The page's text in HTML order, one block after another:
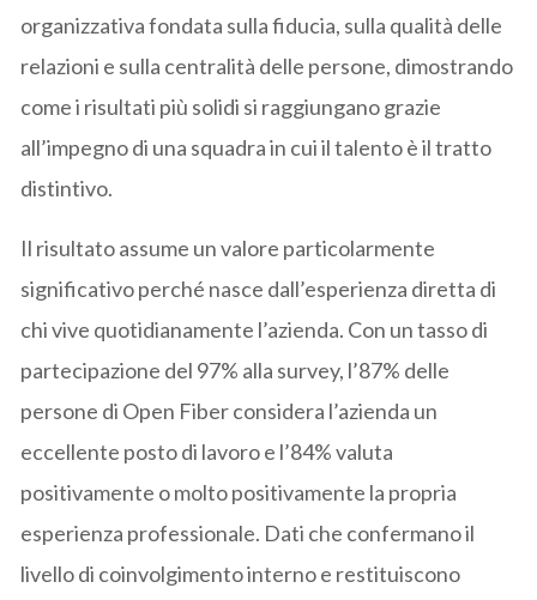
organizzativa fondata sulla fiducia, sulla qualità delle
relazioni e sulla centralità delle persone, dimostrando
come i risultati più solidi si raggiungano grazie
all’impegno di una squadra in cui il talento è il tratto
distintivo.
Il risultato assume un valore particolarmente
significativo perché nasce dall’esperienza diretta di
chi vive quotidianamente l’azienda. Con un tasso di
partecipazione del 97% alla survey, l’87% delle
persone di Open Fiber considera l’azienda un
eccellente posto di lavoro e l’84% valuta
positivamente o molto positivamente la propria
esperienza professionale. Dati che confermano il
livello di coinvolgimento interno e restituiscono